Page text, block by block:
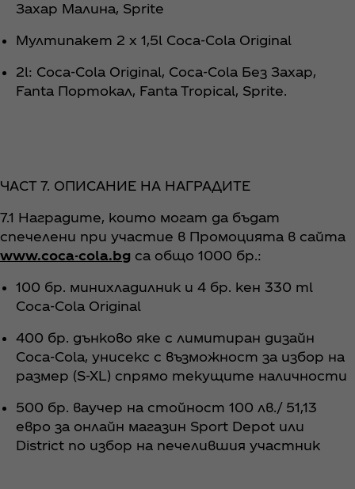
Захар Малина, Sprite
Мултипакет 2 х 1,5l Coca‑Cola Original
2l: Coca‑Cola Original, Coca‑Cola Без Захар,
Fanta Портокал, Fanta Tropical, Sprite.
ЧАСТ 7. ОПИСАНИЕ НА НАГРАДИТЕ
7.1 Наградите, които могат да бъдат
спечелени при участие в Промоцията в сайта
www.coca-cola.bg са общо 1000 бр.:
100 бр. минихладилник и 4 бр. кен 330 ml
Coca‑Cola Original
400 бр. дънково яке с лимитиран дизайн
Coca‑Cola, унисекс с възможност за избор на
размер (S-XL) спрямо текущите наличности
500 бр. ваучер на стойност 100 лв./ 51,13
евро за онлайн магазин Sport Depot или
District по избор на печелившия участник